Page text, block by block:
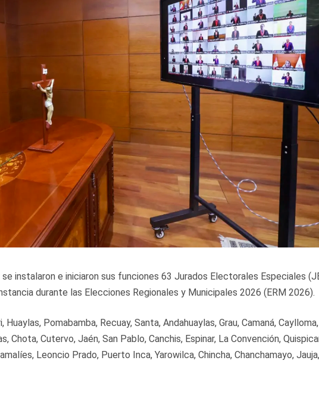
instalaron e iniciaron sus funciones 63 Jurados Electorales Especiales
durante las Elecciones Regionales y Municipales 2026 (ERM 2026).
Pomabamba, Recuay, Santa, Andahuaylas, Grau, Camaná, Caylloma,
Chota, Cutervo, Jaén, San Pablo, Canchis, Espinar, La Convención,
Leoncio Prado, Puerto Inca, Yarowilca, Chincha, Chanchamayo, Jauja,